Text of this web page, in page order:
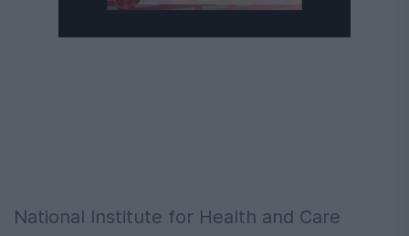
National Institute for Health and Care